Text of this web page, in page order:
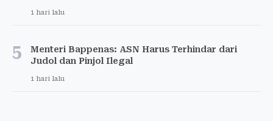
1 hari lalu
5
Menteri Bappenas: ASN Harus Terhindar dari
Judol dan Pinjol Ilegal
1 hari lalu